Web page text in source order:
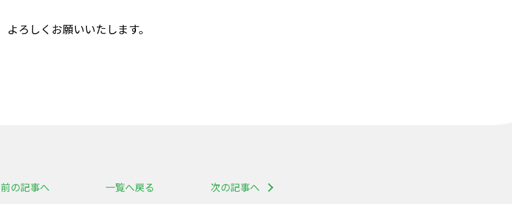
よろしくお願いいたします。
前の記事へ 次の記事へ
一覧へ戻る